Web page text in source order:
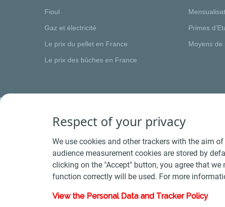
Fioul
Gaz et électricité
Le prix du pellet en France
Le prix des bûches en France
Primes
Moyens de
Conditions Générales de Vente Bois - Conditions
Respect of your privacy
We use cookies and other trackers with the aim
audience measurement cookies are stored by
clicking on the "Accept" button, you agree that
function correctly will be used. For more
View the Personal Data and Tracker Policy